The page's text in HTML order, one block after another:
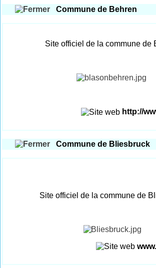
Commune de Behren
Site officiel de la commune de
http://
Commune de Bliesbruck
Site officiel de la commune de